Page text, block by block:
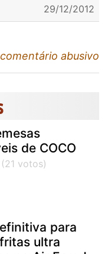
29/12/2012
comentário abusivo
de COCO
para
ultra